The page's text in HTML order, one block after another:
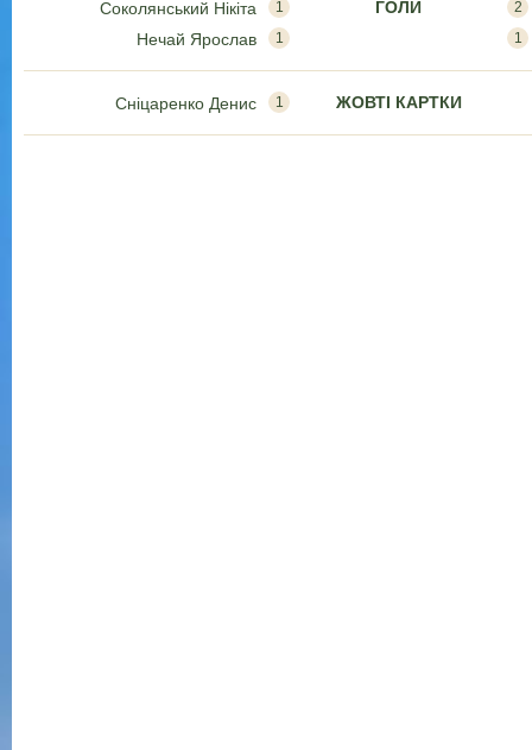
1
Соколянський Нікіта
1
Нечай Ярослав
ГОЛИ
2
1
1
Сніцаренко Денис ЖОВТІ КАРТКИ